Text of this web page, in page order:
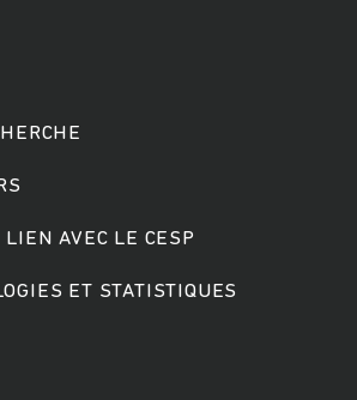
AVEC LE CESP
ET STATISTIQUES